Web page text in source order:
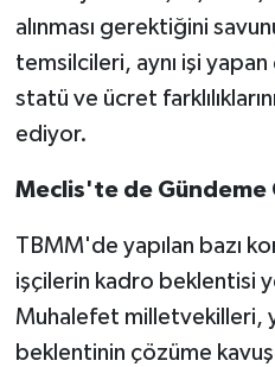
alınması gerektiğini
temsilcileri, aynı işi yapan
statü ve ücret
ediyor.
Meclis'te de Gündeme
TBMM'de yapılan bazı
işçilerin kadro beklentisi
Muhalefet milletvekilleri,
beklentinin çözüme